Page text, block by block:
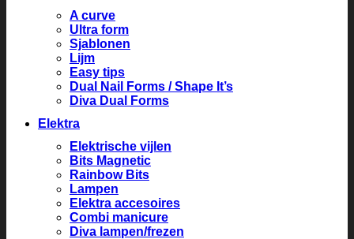
A curve
Ultra form
Sjablonen
Lijm
Easy tips
Dual Nail Forms / Shape It’s
Diva Dual Forms
Elektra
Elektrische vijlen
Bits Magnetic
Rainbow Bits
Lampen
Elektra accesoires
Combi manicure
Diva lampen/frezen